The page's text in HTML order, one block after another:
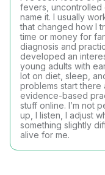
fevers, uncontrolled
name it. I usually
that changed how I
time or money for
diagnosis and
developed an
young adults with
lot on diet, sleep,
problems start there
evidence-based
stuff online. I’m not
up, I listen, I adjust
something slightly
alive for me.